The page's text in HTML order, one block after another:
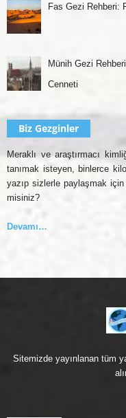
Fas Gezi Rehberi:
Münih Gezi
Cenneti
Biz Gezginler
Meraklı ve araştırmacı
tanımak isteyen, binlerce
yazıp sizlerle paylaşmak
misiniz?
Devamı…
Sitemizde yayınlanan tüm